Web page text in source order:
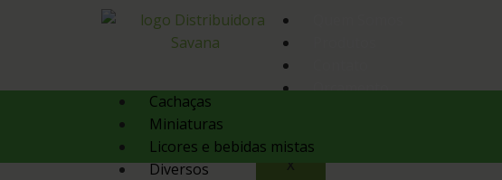
Orçamento
X
Cachaças
Miniaturas
Licores e bebidas mistas
Diversos